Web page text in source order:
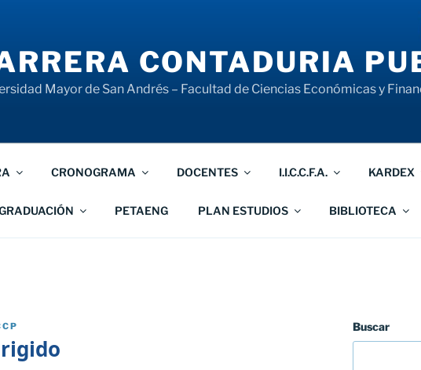
CONTADURIA
Mayor de San Andrés – Facultad de Ciencias Económicas y
CRONOGRAMA DOCENTES I.I.C.C.F.A. KARDEX
PETAENG PLAN ESTUDIOS BIBLIOTECA
Buscar